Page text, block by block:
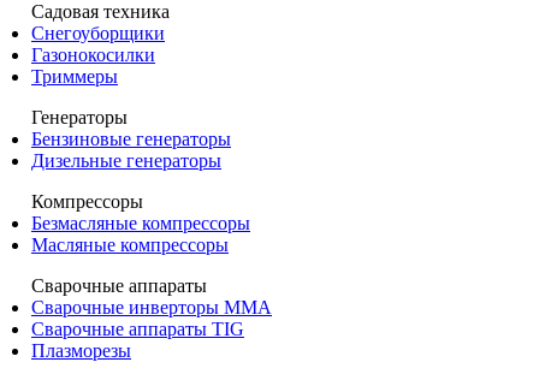
Садовая техника
Снегоуборщики
Газонокосилки
Триммеры
Генераторы
Бензиновые генераторы
Дизельные генераторы
Компрессоры
Безмасляные компрессоры
Масляные компрессоры
Сварочные аппараты
Сварочные инверторы MMA
Сварочные аппараты TIG
Плазморезы